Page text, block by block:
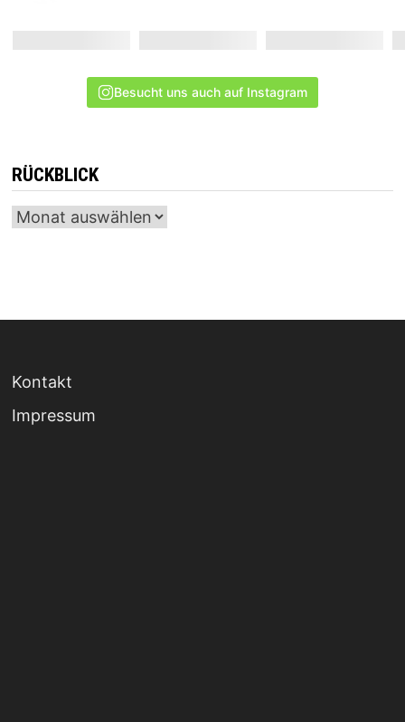
Besucht uns auch auf Instagram
RÜCKBLICK
Archiv
Kontakt
Impressum